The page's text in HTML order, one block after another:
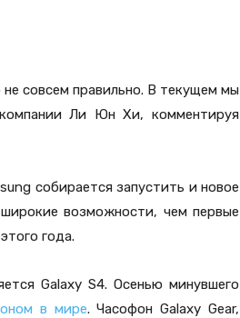
совсем правильно. В текущем мы
Ли Юн Хи, комментируя
собирается запустить и новое
возможности, чем первые
года.
Galaxy S4. Осенью минувшего
в мире. Часофон Galaxy Gear,